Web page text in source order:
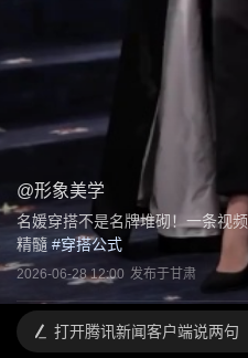
@形象美学
名媛穿搭不是名牌堆砌！一条视
精髓 #穿搭公式
2026-06-28 12:00 发布于甘肃
打开腾讯新闻客户端说两句